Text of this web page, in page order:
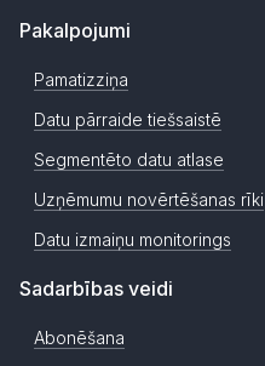
Pakalpojumi
Pamatizziņa
Datu pārraide tiešsaistē
Segmentēto datu atlase
Uzņēmumu novērtēšanas rīki
Datu izmaiņu monitorings
Sadarbības veidi
Abonēšana